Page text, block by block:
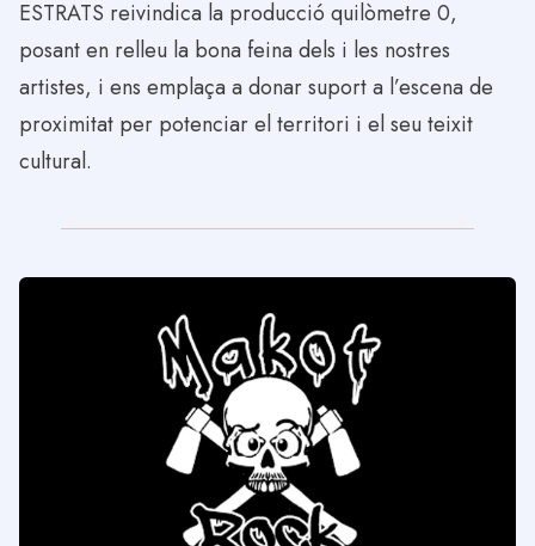
ESTRATS reivindica la producció quilòmetre 0,
posant en relleu la bona feina dels i les nostres
artistes, i ens emplaça a donar suport a l’escena de
proximitat per potenciar el territori i el seu teixit
cultural.